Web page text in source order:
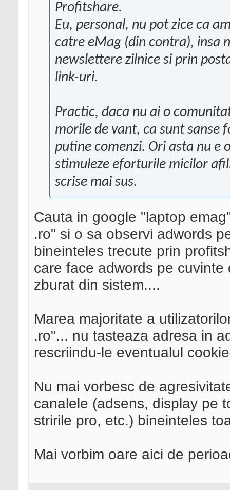
Profitshare.
Eu, personal, nu pot zice ca
catre eMag (din contra), insa
newslettere zilnice si prin
link-uri.
Practic, daca nu ai o
morile de vant, ca sunt sanse
putine comenzi. Ori asta nu e
stimuleze eforturile micilor
scrise mai sus.
Cauta in google "laptop
.ro" si o sa observi adwords
bineinteles trecute prin
care face adwords pe
zburat din sistem....
Marea majoritate a
.ro"... nu tasteaza adresa in
rescriindu-le eventualul
Nu mai vorbesc de
canalele (adsens, display pe
stririle pro, etc.) bineinteles
Mai vorbim oare aici de